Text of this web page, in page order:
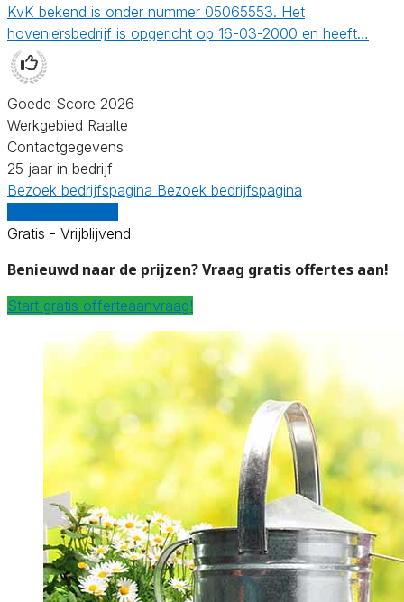
KvK bekend is onder nummer 05065553. Het
hoveniersbedrijf is opgericht op 16-03-2000 en heeft…
Goede Score 2026
Werkgebied Raalte
Contactgegevens
25 jaar in bedrijf
Bezoek bedrijfspagina Bezoek bedrijfspagina
Gratis - Vrijblijvend
Benieuwd naar de prijzen? Vraag gratis offertes aan!
Start gratis offerteaanvraag!